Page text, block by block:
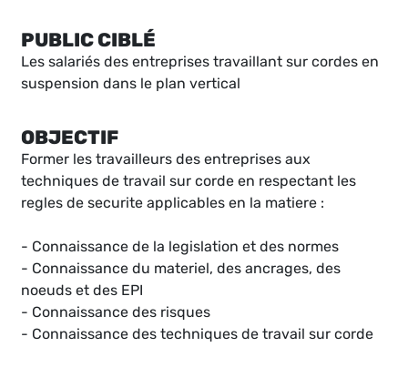
PUBLIC CIBLÉ
Les salariés des entreprises travaillant sur cordes en
suspension dans le plan vertical
OBJECTIF
Former les travailleurs des entreprises aux
techniques de travail sur corde en respectant les
regles de securite applicables en la matiere :
- Connaissance de la legislation et des normes
- Connaissance du materiel, des ancrages, des
noeuds et des EPI
- Connaissance des risques
- Connaissance des techniques de travail sur corde